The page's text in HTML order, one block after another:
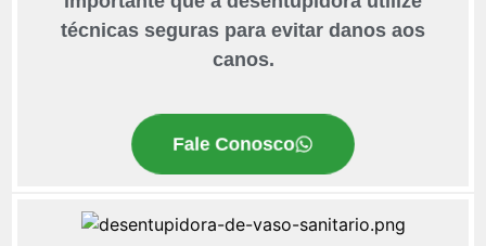
técnicas seguras para evitar danos aos
canos.
Fale Conosco